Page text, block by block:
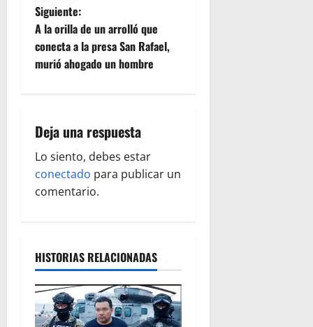
e
g
c
i
ó
e
e
Siguiente:
A la orilla de un arrolló que
conecta a la presa San Rafael,
murió ahogado un hombre
Deja una respuesta
Lo siento, debes estar
conectado para publicar un
comentario.
HISTORIAS RELACIONADAS